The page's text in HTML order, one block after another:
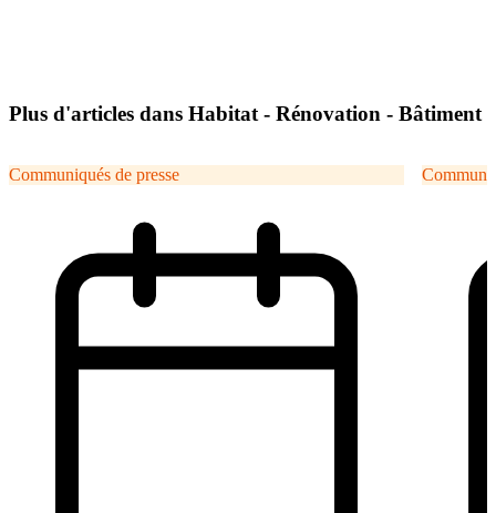
Plus d'articles dans Habitat - Rénovation - Bâtiment
Communiqués de presse